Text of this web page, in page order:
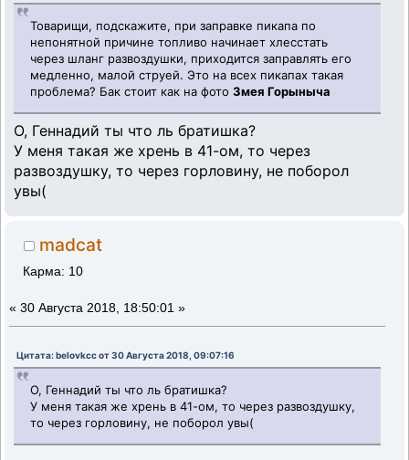
Товарищи, подскажите, при заправке пикапа по
непонятной причине топливо начинает хлесстать
через шланг развоздушки, приходится заправлять его
медленно, малой струей. Это на всех пикапах такая
проблема? Бак стоит как на фотоЗмея Горыныча
О, Геннадий ты что ль братишка?
У меня такая же хрень в 41-ом, то через
развоздушку, то через горловину, не поборол
увы(
madcat
Карма: 10
« 30 Августа 2018, 18:50:01 »
Цитата: belovkcc от 30 Августа 2018, 09:07:16
О, Геннадий ты что ль братишка?
У меня такая же хрень в 41-ом, то через развоздушку,
то через горловину, не поборол увы(